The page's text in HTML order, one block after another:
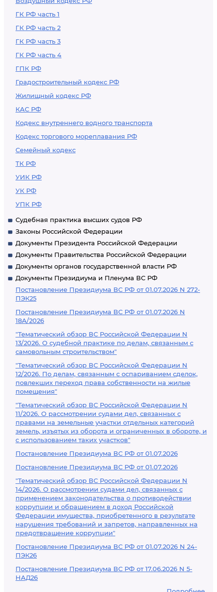
ГК РФ часть 1
ГК РФ часть 2
ГК РФ часть 3
ГК РФ часть 4
ГПК РФ
Градостроительный кодекс РФ
Жилищный кодекс РФ
КАС РФ
Кодекс внутреннего водного транспорта
Кодекс торгового мореплавания РФ
Семейный кодекс
ТК РФ
УИК РФ
УК РФ
УПК РФ
Судебная практика высших судов РФ
Законы Российской Федерации
Документы Президента Российской Федерации
Документы Правительства Российской Федерации
Документы органов государственной власти РФ
Документы Президиума и Пленума ВС РФ
Постановление Президиума ВС РФ от 01.07.2026 N 272-
ПЭК25
Постановление Президиума ВС РФ от 01.07.2026 N
18А/2026
"Тематический обзор ВС Российской Федерации N
13/2026. О судебной практике по делам, связанным с
самовольным строительством"
"Тематический обзор ВС Российской Федерации N
12/2026. По делам, связанным с оспариванием сделок,
повлекших переход права собственности на жилые
помещения"
"Тематический обзор ВС Российской Федерации N
11/2026. О рассмотрении судами дел, связанных с
правами на земельные участки отдельных категорий
земель, изъятых из оборота и ограниченных в обороте, и
с использованием таких участков"
Постановление Президиума ВС РФ от 01.07.2026
Постановление Президиума ВС РФ от 01.07.2026
"Тематический обзор ВС Российской Федерации N
14/2026. О рассмотрении судами дел, связанных с
применением законодательства о противодействии
коррупции и обращением в доход Российской
Федерации имущества, приобретенного в результате
нарушения требований и запретов, направленных на
предотвращение коррупции"
Постановление Президиума ВС РФ от 01.07.2026 N 24-
ПЭК26
Постановление Президиума ВС РФ от 17.06.2026 N 5-
НАД26